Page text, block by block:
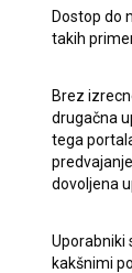
Sreča na
drama,
Dostop do
takih
Brez
drugačna
tega
dovoljena
Uporabniki
kakšnimi